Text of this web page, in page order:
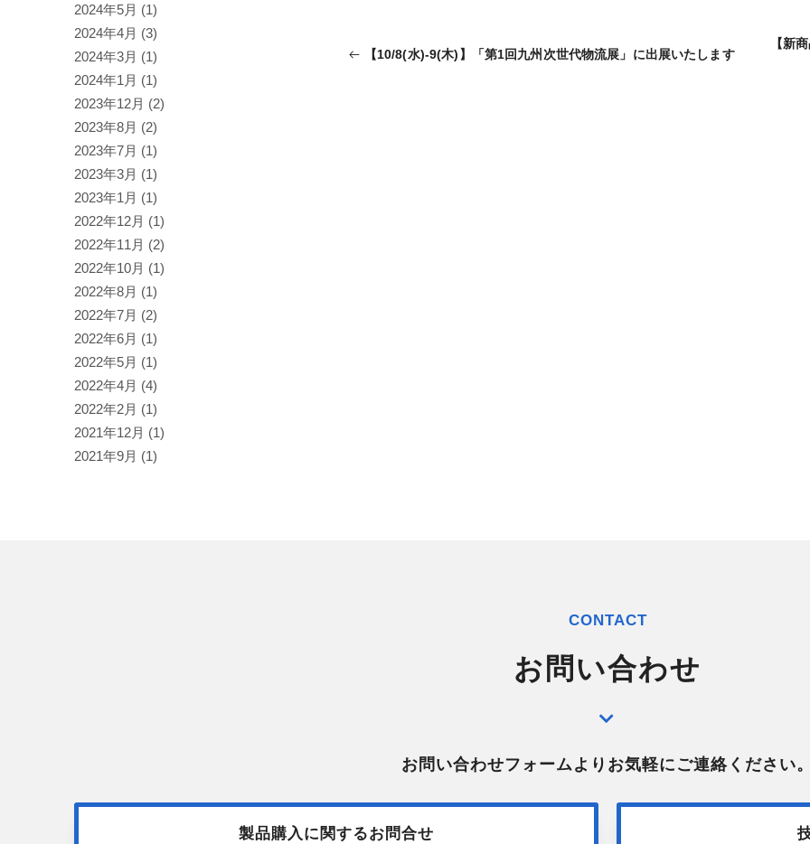
2024年5月 (1)
2024年4月 (3)
2024年3月 (1)
2024年1月 (1)
2023年12月 (2)
2023年8月 (2)
2023年7月 (1)
2023年3月 (1)
2023年1月 (1)
2022年12月 (1)
2022年11月 (2)
2022年10月 (1)
2022年8月 (1)
2022年7月 (2)
2022年6月 (1)
2022年5月 (1)
2022年4月 (4)
2022年2月 (1)
2021年12月 (1)
2021年9月 (1)
【10/8(水)-9(木​)】「第1回九州次世代物流展」に出展いたします
【新
CONTACT
お問い合わせ
お問い合わせフォームよりお気軽にご連絡ください
製品購入に関するお問合せ